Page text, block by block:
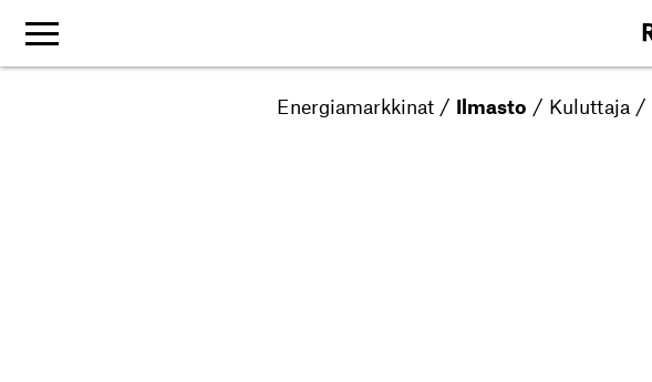
Energiamarkkinat / Ilmasto / Kuluttaja /